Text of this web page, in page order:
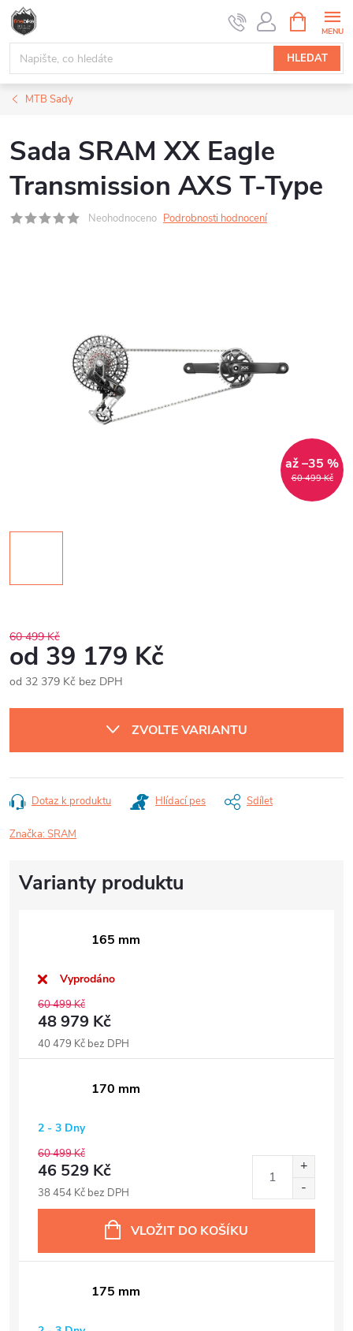
Přejít
obsah
HLEDAT
NÁKUPNÍ
KOŠÍK
MTB Sady
Sada SRAM XX Eagle
Transmission AXS T-Type
Neohodnoceno Podrobnosti hodnocení
60 499 Kč
až –35 %
60 499 Kč
od 39 179 Kč
od 32 379 Kč bez DPH
cena:
ZVOLTE VARIANTU
Dotaz k produktu Hlídací pes Sdílet
Značka:SRAM
165 mm
Vyprodáno
60 499 Kč
48 979 Kč
40 479 Kč bez DPH
170 mm
2 - 3 Dny
60 499 Kč
46 529 Kč
38 454 Kč bez DPH
VLOŽIT DO KOŠÍKU
175 mm